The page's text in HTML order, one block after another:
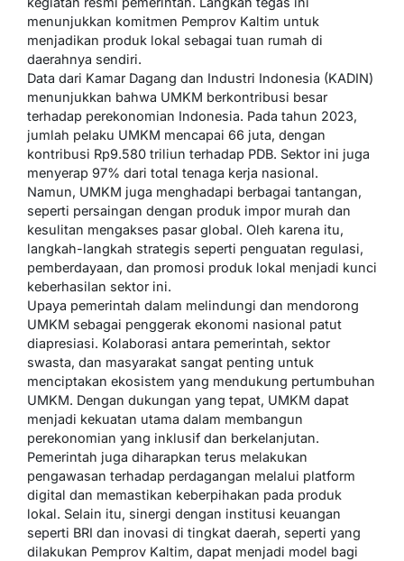
menunjukkan komitmen Pemprov Kaltim untuk
menjadikan produk lokal sebagai tuan rumah di
daerahnya sendiri.
Data dari Kamar Dagang dan Industri Indonesia (KADIN)
menunjukkan bahwa UMKM berkontribusi besar
terhadap perekonomian Indonesia. Pada tahun 2023,
jumlah pelaku UMKM mencapai 66 juta, dengan
kontribusi Rp9.580 triliun terhadap PDB. Sektor ini juga
menyerap 97% dari total tenaga kerja nasional.
Namun, UMKM juga menghadapi berbagai tantangan,
seperti persaingan dengan produk impor murah dan
kesulitan mengakses pasar global. Oleh karena itu,
langkah-langkah strategis seperti penguatan regulasi,
pemberdayaan, dan promosi produk lokal menjadi kunci
keberhasilan sektor ini.
Upaya pemerintah dalam melindungi dan mendorong
UMKM sebagai penggerak ekonomi nasional patut
diapresiasi. Kolaborasi antara pemerintah, sektor
swasta, dan masyarakat sangat penting untuk
menciptakan ekosistem yang mendukung pertumbuhan
UMKM. Dengan dukungan yang tepat, UMKM dapat
menjadi kekuatan utama dalam membangun
perekonomian yang inklusif dan berkelanjutan.
Pemerintah juga diharapkan terus melakukan
pengawasan terhadap perdagangan melalui platform
digital dan memastikan keberpihakan pada produk
lokal. Selain itu, sinergi dengan institusi keuangan
seperti BRI dan inovasi di tingkat daerah, seperti yang
dilakukan Pemprov Kaltim, dapat menjadi model bagi